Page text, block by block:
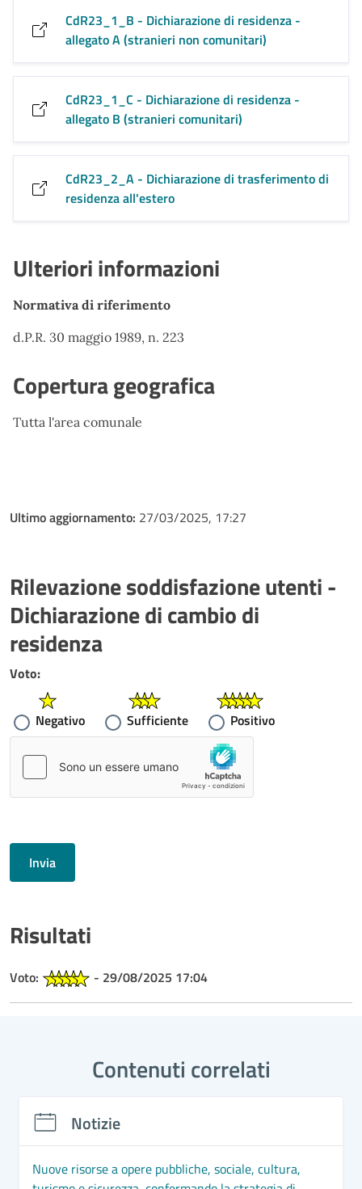
CdR23_1_B - Dichiarazione di residenza -
allegato A (stranieri non comunitari)
CdR23_1_C - Dichiarazione di residenza -
allegato B (stranieri comunitari)
CdR23_2_A - Dichiarazione di trasferimento di
residenza all'estero
Ulteriori informazioni
Normativa di riferimento
d.P.R. 30 maggio 1989, n. 223
Copertura geografica
Tutta l'area comunale
Ultimo aggiornamento: 27/03/2025, 17:27
Rilevazione soddisfazione utenti -
Dichiarazione di cambio di
residenza
Voto:
Negativo Sufficiente Positivo
Invia
Risultati
Voto: - 29/08/2025 17:04
Contenuti correlati
Notizie
Nuove risorse a opere pubbliche, sociale, cultura,